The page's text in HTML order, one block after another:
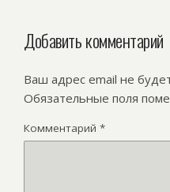
Добавить комментарий
Ваш адрес email не
Обязательные поля
Комментарий *